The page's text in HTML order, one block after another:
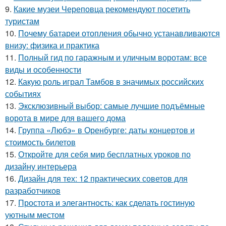
9. Какие музеи Череповца рекомендуют посетить
туристам
10. Почему батареи отопления обычно устанавливаются
внизу: физика и практика
11. Полный гид по гаражным и уличным воротам: все
виды и особенности
12. Какую роль играл Тамбов в значимых российских
событиях
13. Эксклюзивный выбор: самые лучшие подъёмные
ворота в мире для вашего дома
14. Группа «Любэ» в Оренбурге: даты концертов и
стоимость билетов
15. Откройте для себя мир бесплатных уроков по
дизайну интерьера
16. Дизайн для тех: 12 практических советов для
разработчиков
17. Простота и элегантность: как сделать гостиную
уютным местом